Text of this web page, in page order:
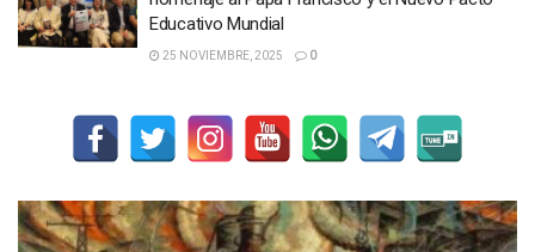
Educativo Mundial
25 NOVIEMBRE, 2025 0